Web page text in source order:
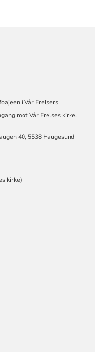
i Vår Frelsers
mot Vår Frelses kirke.
40, 5538 Haugesund
kirke)